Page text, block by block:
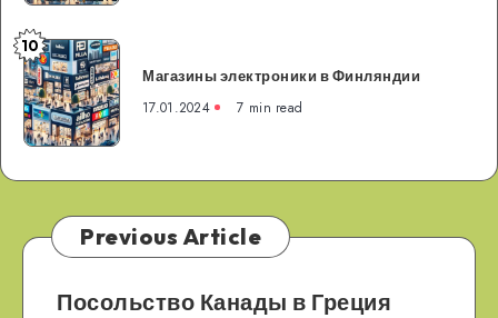
Магазины
электроники
в
Финляндии
10
Магазины электроники в Финляндии
17.01.2024 7 min read
Previous Article
Посольство Канады в Греция